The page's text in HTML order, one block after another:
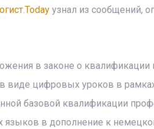
узнал из сообщений,
в законе о
виде цифровых уроков в
базовой квалификации
в дополнение к